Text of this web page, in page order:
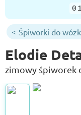
Śpiworki do
Elodie
zimowy śpiworek